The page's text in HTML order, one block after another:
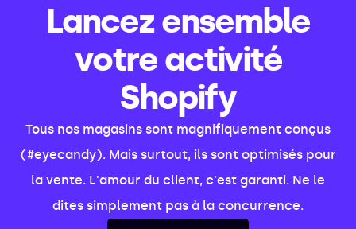
Lancez ensemble
votre activité
Shopify
Tous nos magasins sont magnifiquement conçus
(#eyecandy). Mais surtout, ils sont optimisés pour
la vente. L'amour du client, c'est garanti. Ne le
dites simplement pas à la concurrence.